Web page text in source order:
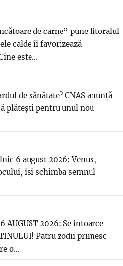
de carne” pune litoralul
calde îi favorizează
este...
de sănătate? CNAS anunță
plătești pentru unul nou
6 august 2026: Venus,
isi schimba semnul
6 AUGUST 2026: Se intoarce
Patru zodii primesc
o...